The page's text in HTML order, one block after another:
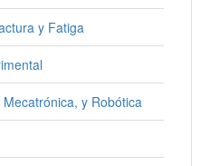
y Fatiga
y Robótica